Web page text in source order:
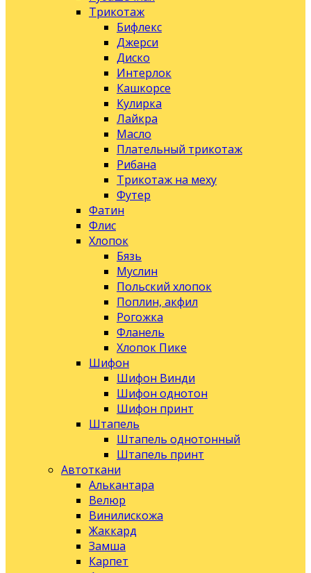
Трикотаж
Бифлекс
Джерси
Диско
Интерлок
Кашкорсе
Кулирка
Лайкра
Масло
Плательный трикотаж
Рибана
Трикотаж на меху
Футер
Фатин
Флис
Хлопок
Бязь
Муслин
Польский хлопок
Поплин, акфил
Рогожка
Фланель
Хлопок Пике
Шифон
Шифон Винди
Шифон однотон
Шифон принт
Штапель
Штапель однотонный
Штапель принт
Автоткани
Алькантара
Велюр
Винилискожа
Жаккард
Замша
Карпет